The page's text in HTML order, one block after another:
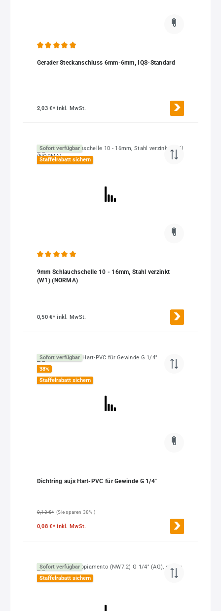
Gerader Steckanschluss 6mm-6mm, IQS-Standard
2,03 €*inkl. MwSt.
Sofort verfügbar
Staffelrabatt sichern
9mm Schlauchschelle 10 - 16mm, Stahl verzinkt
(W1) (NORMA)
0,50 €*inkl. MwSt.
Sofort verfügbar
38%
Staffelrabatt sichern
Dichtring aujs Hart-PVC für Gewinde G 1/4"
0,13 €* (Sie sparen 38% )
0,08 €*inkl. MwSt.
Sofort verfügbar
Staffelrabatt sichern